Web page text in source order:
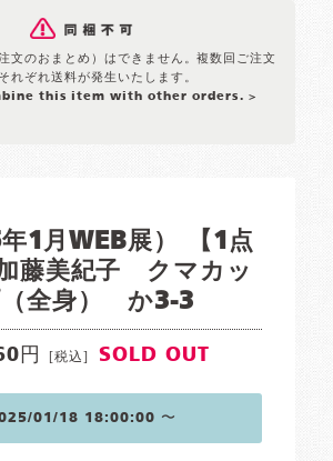
文のおまとめ）はできません。複数回ご注文
れぞれ送料が発生いたします。
this item with other orders. >
年1月WEB展） 【1点
藤美紀子 クマカッ
（全身） か3-3
円 [税込] SOLD OUT
01/18 18:00:00 〜